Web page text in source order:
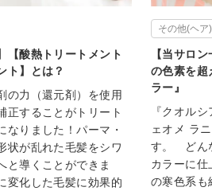
【酸熱トリートメント
ト】とは？
の力（還元剤）を使用
正することがトリート
なりました！パーマ・
状が乱れた毛髪をシワ
と導くことができま
変化した毛髪に効果的
その他(ヘア)
【当サロ
の色素を超
ラー』
『クオル
ェオメ ラ
す。 どん
カラーに
の寒色系も